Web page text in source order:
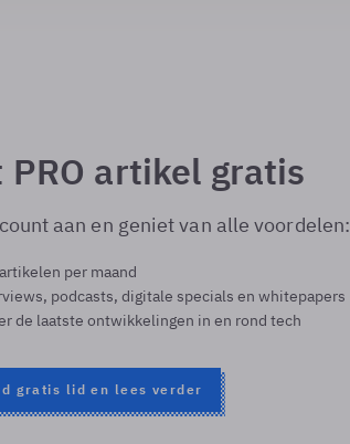
PRO artikel gratis
aan en geniet van alle voordelen:
per maand
podcasts, digitale specials en whitepapers
de laatste ontwikkelingen in en rond tech
gratis lid en lees verder